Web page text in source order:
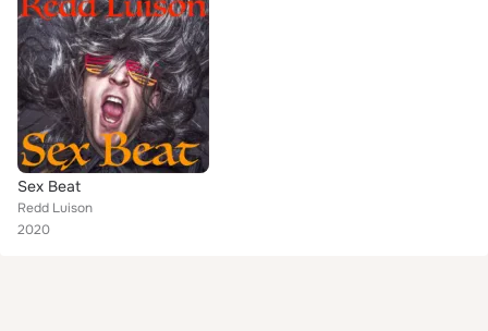
Sex Beat
Redd Luison
2020